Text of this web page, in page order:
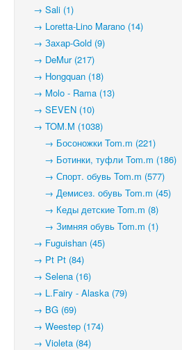
→ Sali (1)
→ Loretta-Lino Marano (14)
→ Захар-Gold (9)
→ DeMur (217)
→ Hongquan (18)
→ Molo - Rama (13)
→ SEVEN (10)
→ TOM.M (1038)
→ Босоножки Tom.m (221)
→ Ботинки, туфли Tom.m (186)
→ Спорт. обувь Tom.m (577)
→ Демисез. обувь Tom.m (45)
→ Кеды детские Tom.m (8)
→ Зимняя обувь Tom.m (1)
→ Fuguishan (45)
→ Pt Pt (84)
→ Selena (16)
→ L.Fairy - Alaska (79)
→ BG (69)
→ Weestep (174)
→ Violeta (84)